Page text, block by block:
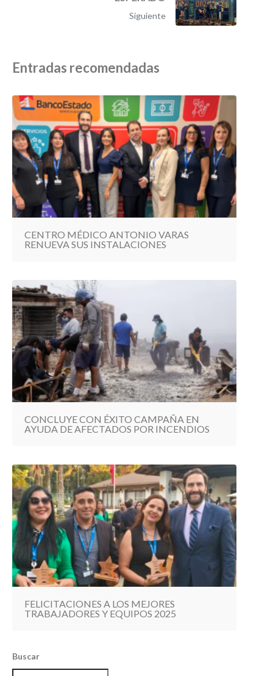
Siguiente
Entradas recomendadas
CENTRO MÉDICO ANTONIO VARAS
RENUEVA SUS INSTALACIONES
CONCLUYE CON ÉXITO CAMPAÑA EN
AYUDA DE AFECTADOS POR INCENDIOS
FELICITACIONES A LOS MEJORES
TRABAJADORES Y EQUIPOS 2025
Buscar